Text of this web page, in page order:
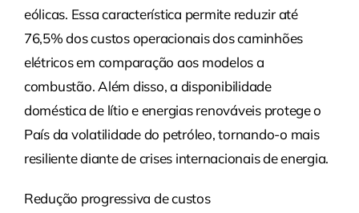
eólicas. Essa característica permite reduzir até
76,5% dos custos operacionais dos caminhões
elétricos em comparação aos modelos a
combustão. Além disso, a disponibilidade
doméstica de lítio e energias renováveis protege o
País da volatilidade do petróleo, tornando-o mais
resiliente diante de crises internacionais de energia.
Redução progressiva de custos